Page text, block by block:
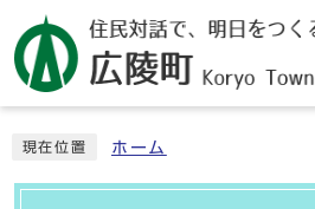
現在位置 ホーム